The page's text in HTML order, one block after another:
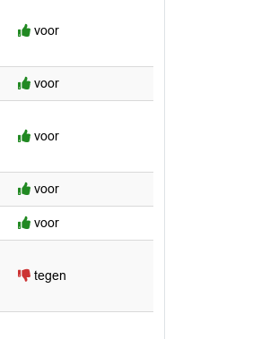
voor
voor
voor
voor
voor
tegen